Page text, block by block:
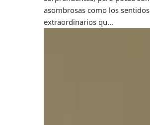
asombrosas como los sentidos
extraordinarios qu...